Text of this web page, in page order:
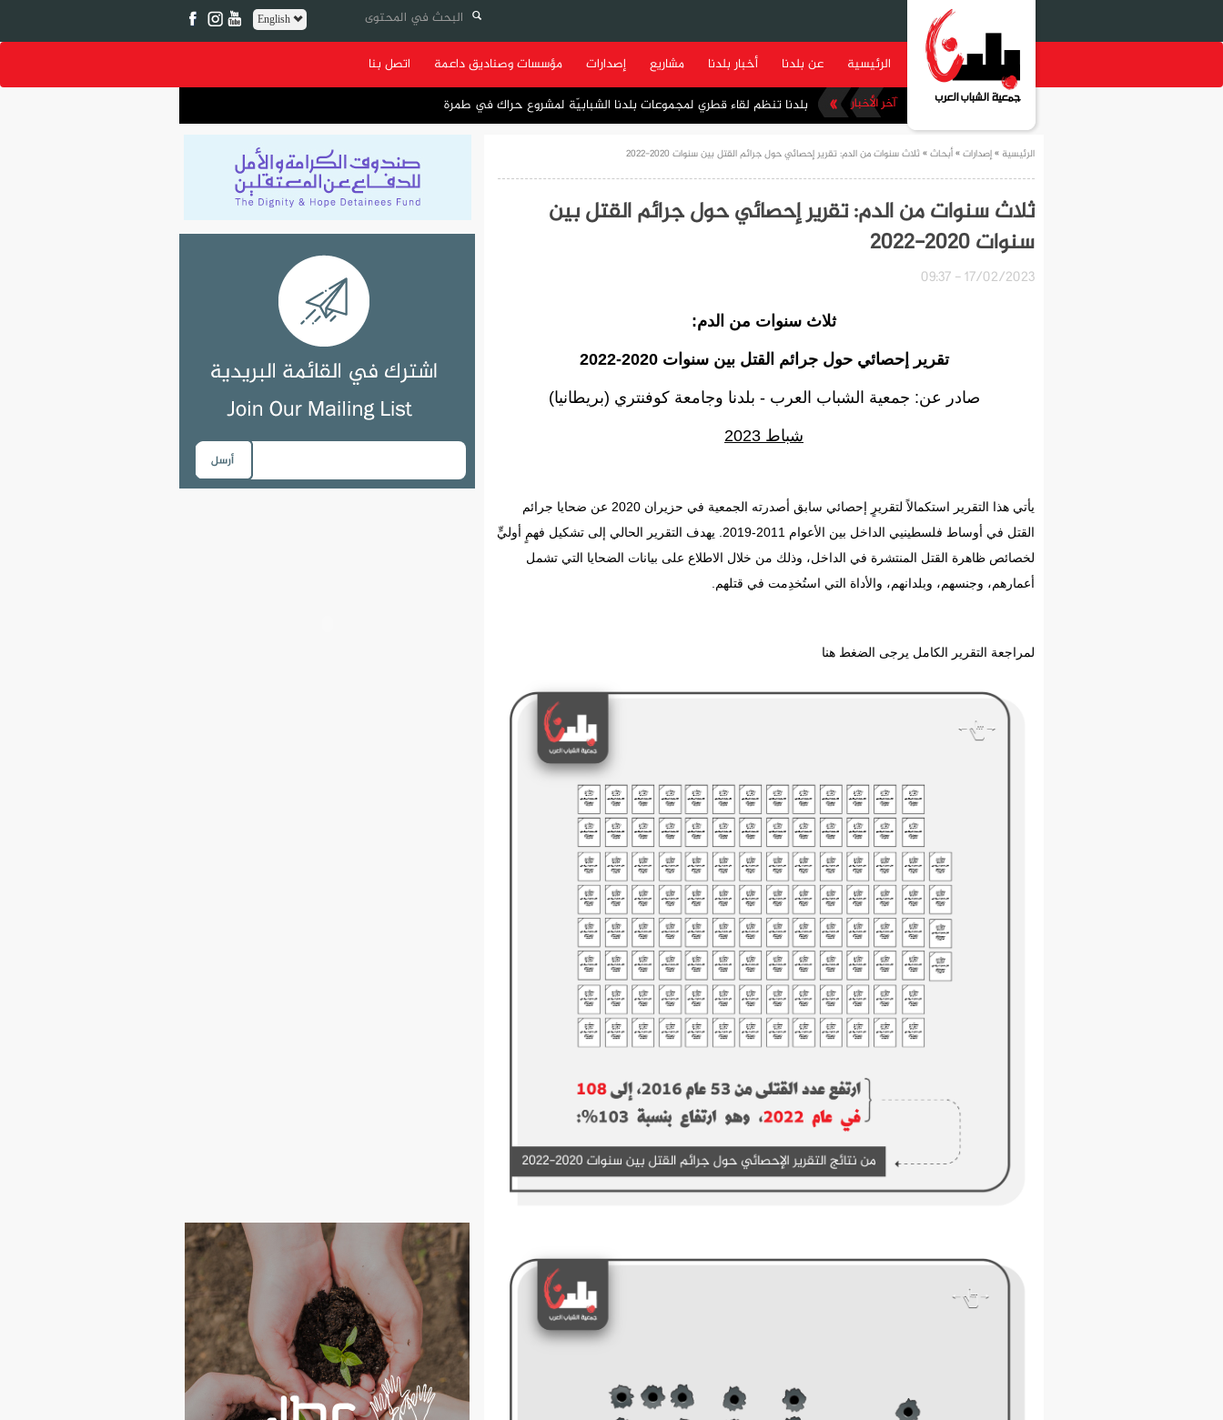
الرئيسية عن بلدنا أخبار بلدنا مشاريع إصدارات مؤسسات وصناديق داعمة
اتصل بنا
بلدنا تنظم لقاء قطري لمجموعات بلدنا الشبابيّة لمشروع حراك في طمرة
الرئيسية »إصدارات»أبحاث» ثلاث سنوات من الدم: تقرير إحصائي حول جرائم القتل بين سنوات 2020-2022
ثلاث سنوات من الدم: تقرير إحصائي حول جرائم القتل بين
سنوات 2020-2022
17/02/2023 - 09:37
ثلاث سنوات من الدم:
تقرير إحصائي حول جرائم القتل بين سنوات 2020-2022
صادر عن: جمعية الشباب العرب - بلدنا وجامعة كوفنتري (بريطانيا)
شباط 2023
يأتي هذا التقرير استكمالاً لتقريرٍ إحصائي سابق أصدرته الجمعية في حزيران 2020 عن ضحايا جرائم
القتل في أوساط فلسطينيي الداخل بين الأعوام 2011-2019. يهدف التقرير الحالي إلى تشكيل فهمٍ أوليٍّ
لخصائص ظاهرة القتل المنتشرة في الداخل، وذلك من خلال الاطلاع على بيانات الضحايا التي تشمل
أعمارهم، وجنسهم، وبلدانهم، والأداة التي استُخدِمت في قتلهم.
لمراجعة التقرير الكامل يرجى الضغط هنا